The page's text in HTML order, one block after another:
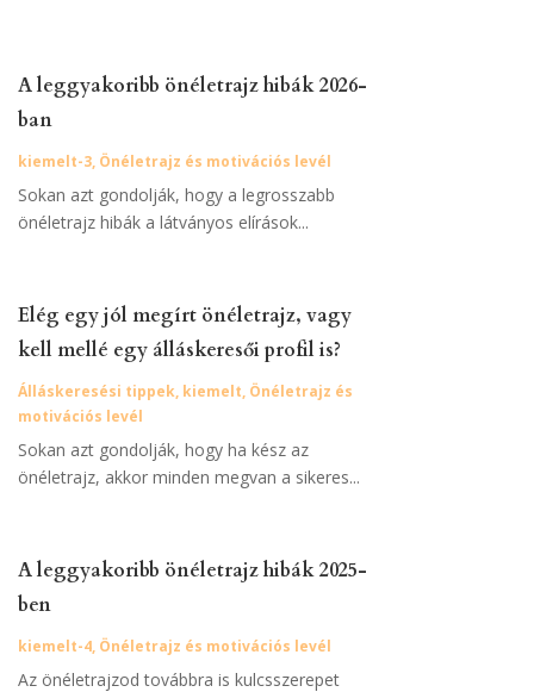
A leggyakoribb önéletrajz hibák 2026-
ban
kiemelt-3, Önéletrajz és motivációs levél
Sokan azt gondolják, hogy a legrosszabb
önéletrajz hibák a látványos elírások...
Elég egy jól megírt önéletrajz, vagy
kell mellé egy álláskeresői profil is?
Álláskeresési tippek, kiemelt, Önéletrajz és
motivációs levél
Sokan azt gondolják, hogy ha kész az
önéletrajz, akkor minden megvan a sikeres...
A leggyakoribb önéletrajz hibák 2025-
ben
kiemelt-4, Önéletrajz és motivációs levél
Az önéletrajzod továbbra is kulcsszerepet